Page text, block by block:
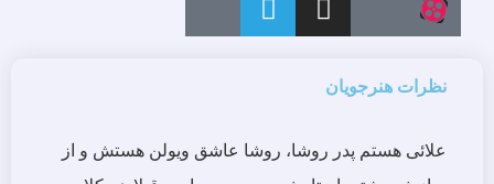
نظرات هنرجویان
علائی هستم پدر روشا، روشا عاشق ویولن هستش و از